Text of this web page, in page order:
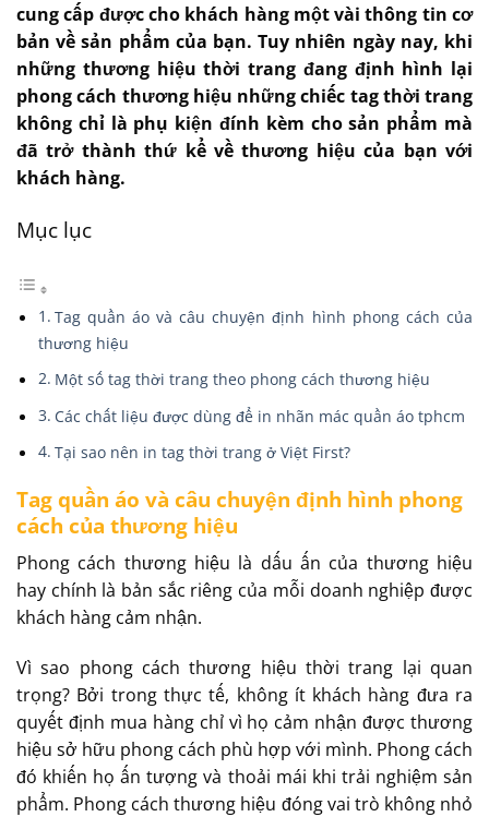
cung cấp được cho khách hàng một vài thông tin cơ
bản về sản phẩm của bạn. Tuy nhiên ngày nay, khi
những thương hiệu thời trang đang định hình lại
phong cách thương hiệu những chiếc tag thời trang
không chỉ là phụ kiện đính kèm cho sản phẩm mà
đã trở thành thứ kể về thương hiệu của bạn với
khách hàng.
Mục lục
Tag quần áo và câu chuyện định hình phong cách của
thương hiệu
Một số tag thời trang theo phong cách thương hiệu
Các chất liệu được dùng để in nhãn mác quần áo tphcm
Tại sao nên in tag thời trang ở Việt First?
Tag quần áo và câu chuyện định hình phong
cách của thương hiệu
Phong cách thương hiệu là dấu ấn của thương hiệu
hay chính là bản sắc riêng của mỗi doanh nghiệp được
khách hàng cảm nhận.
Vì sao phong cách thương hiệu thời trang lại quan
trọng? Bởi trong thực tế, không ít khách hàng đưa ra
quyết định mua hàng chỉ vì họ cảm nhận được thương
hiệu sở hữu phong cách phù hợp với mình. Phong cách
đó khiến họ ấn tượng và thoải mái khi trải nghiệm sản
phẩm. Phong cách thương hiệu đóng vai trò không nhỏ